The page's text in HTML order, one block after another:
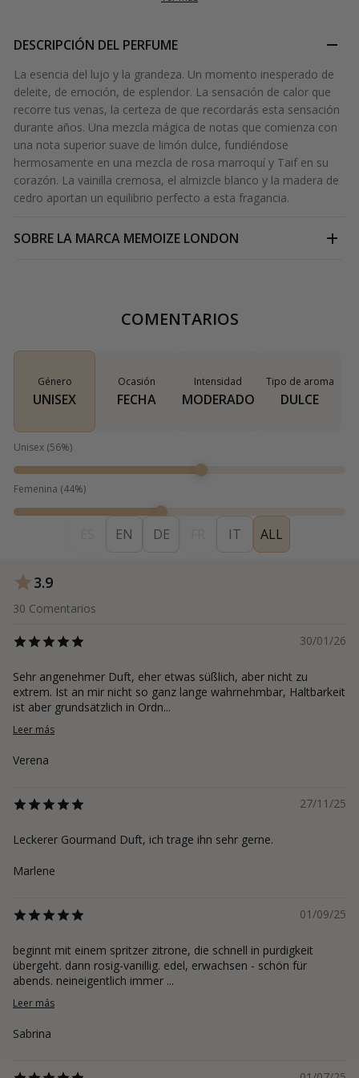
DESCRIPCIÓN DEL PERFUME
La esencia del lujo y la grandeza. Un momento inesperado de
deleite, de emoción, de esplendor. La sensación de calor que
recorre tus venas, la certeza de que recordarás esta sensación
durante años. Una mezcla mágica de notas que comienza con
una nota superior suave de limón dulce, fundiéndose
hermosamente en una mezcla de rosa marroquí y Taif en su
corazón. La vainilla cremosa, el almizcle blanco y la madera de
cedro aportan un equilibrio perfecto a esta fragancia.
SOBRE LA MARCA MEMOIZE LONDON
COMENTARIOS
Género
UNISEX
Ocasión
FECHA
Intensidad
MODERADO
Tipo de aroma
DULCE
Unisex (56%)
Femenina (44%)
EN DE IT ALL
3.9
30 Comentarios
30/01/26
Sehr angenehmer Duft, eher etwas süßlich, aber nicht zu
extrem. Ist an mir nicht so ganz lange wahrnehmbar, Haltbarkeit
ist aber grundsätzlich in Ordn...
Leer más
Verena
27/11/25
Leckerer Gourmand Duft, ich trage ihn sehr gerne.
Marlene
01/09/25
beginnt mit einem spritzer zitrone, die schnell in purdigkeit
übergeht. dann rosig-vanillig. edel, erwachsen - schön für
abends. neineigentlich immer ...
Leer más
Sabrina